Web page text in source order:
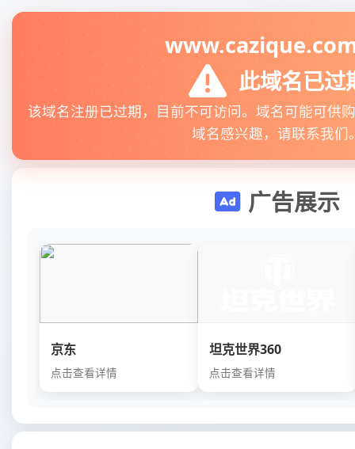
此域名已过
该域名注册已过期，目前不可访问。域名可能可供
域名感兴趣，请联系我们
广告展示
京东
点击查看详情
坦克世界360
点击查看详情